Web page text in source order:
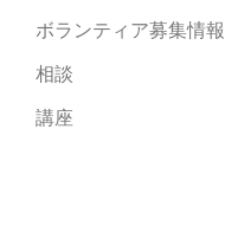
ボランティア募集情報
相談
講座